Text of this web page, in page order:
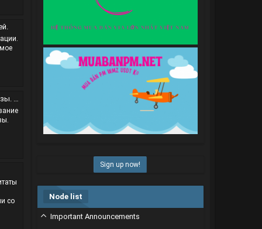
со
Sign up now!
Node list
Important Announcements